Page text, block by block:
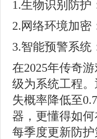
1.生物识别防护
2.网络环境加密
3.智能预警系统
在2025年传奇
级为系统工程
失概率降低至
器，更懂得如
每季度更新防